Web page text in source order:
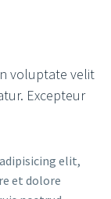
voluptate velit
Excepteur
elit,
et dolore